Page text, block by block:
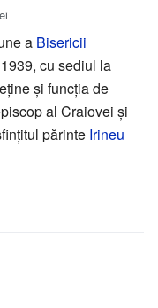
a Bisericii
cu sediul la
și funcția de
al Craiovei și
părinte Irineu